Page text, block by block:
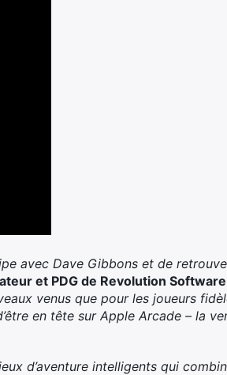
avec Dave Gibbons et de
et PDG de Revolution Software
venus que pour les joueurs
en tête sur Apple Arcade – la
d’aventure intelligents qui